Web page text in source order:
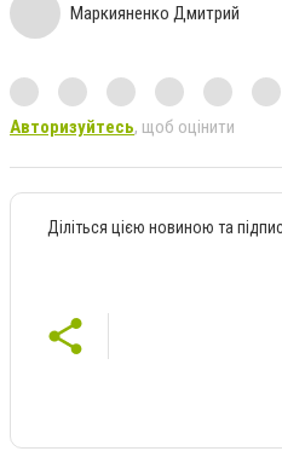
Маркияненко Дмитрий
Авторизуйтесь, щоб оцінити
Діліться цією новиною та